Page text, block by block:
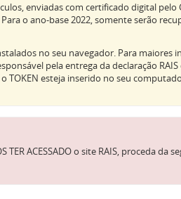
enviadas com certificado digital pelo
o ano-base 2022, somente serão
no seu navegador. Para
pela entrega da declaração
TOKEN esteja inserido no seu
ACESSADO o site RAIS, proceda